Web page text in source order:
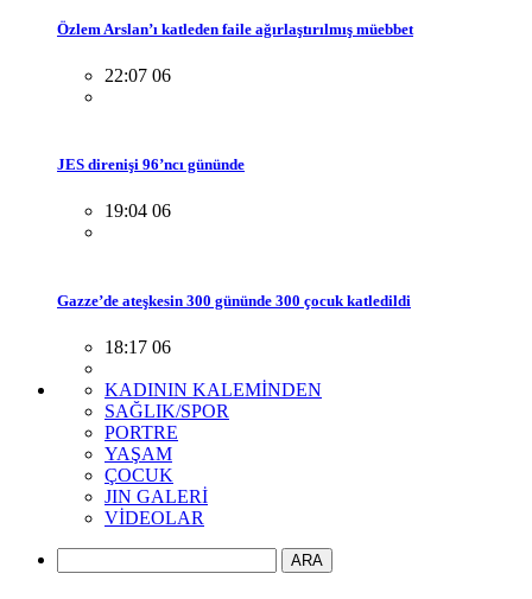
Özlem Arslan’ı katleden faile ağırlaştırılmış müebbet
22:07 06
JES direnişi 96’ncı gününde
19:04 06
Gazze’de ateşkesin 300 gününde 300 çocuk katledildi
18:17 06
KADININ KALEMİNDEN
SAĞLIK/SPOR
PORTRE
YAŞAM
ÇOCUK
JIN GALERİ
VİDEOLAR
ARA